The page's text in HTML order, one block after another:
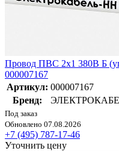
Провод ПВС 2х1 380В Б
000007167
Артикул: 000007167
Бренд:
Под заказ
Обновлено 07.08.2026
+7 (495) 787-17-46
Уточнить цену